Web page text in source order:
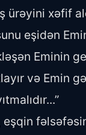
ürəyini xəfif
eşidən
Eminin
və Emin